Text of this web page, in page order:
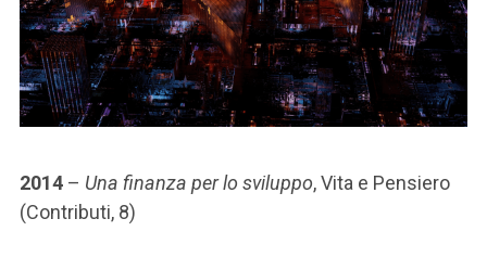
2014 – Una finanza per lo sviluppo, Vita e Pensiero
(Contributi, 8)